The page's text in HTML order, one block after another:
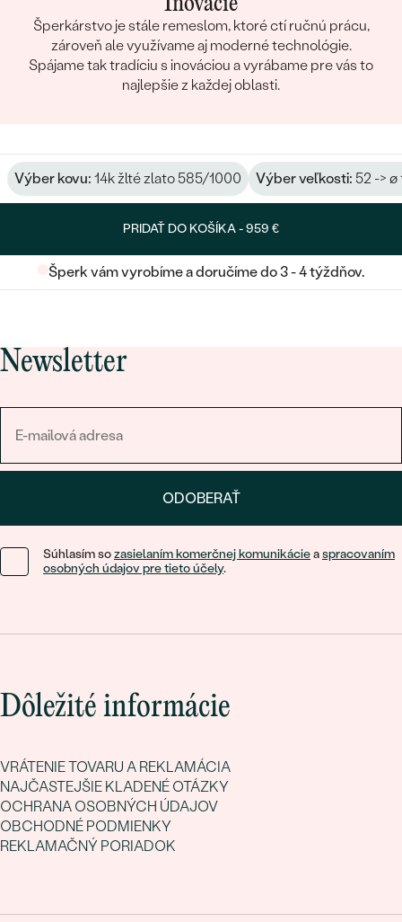
Šperkárstvo je stále remeslom, ktoré ctí ručnú prácu,
zároveň ale využívame aj moderné technológie.
Spájame tak tradíciu s inováciou a vyrábame pre vás to
najlepšie z každej oblasti.
Výber kovu: 14k žlté zlato 585/1000 Výber veľkosti: 52 -> ø
PRIDAŤ DO KOŠÍKA -959 €
Šperk vám vyrobíme a doručíme do 3 - 4 týždňov.
Newsletter
ODOBERAŤ
Súhlasím sozasielaním komerčnej komunikácieaspracovaním
osobných údajov pre tieto účely.
Dôležité informácie
VRÁTENIE TOVARU A REKLAMÁCIA
NAJČASTEJŠIE KLADENÉ OTÁZKY
OCHRANA OSOBNÝCH ÚDAJOV
OBCHODNÉ PODMIENKY
REKLAMAČNÝ PORIADOK